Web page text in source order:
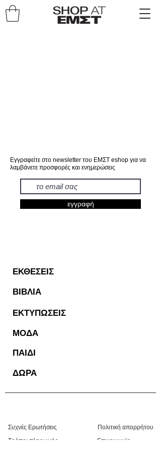
Εγγραφείτε στο newsletter του ΕΜΣΤ eshop για να
λαμβάνετε προσφορές και ενημερώσεις
εγγραφή
ΕΚΘΕΣΕΙΣ
ΒΙΒΛΙΑ
ΕΚΤΥΠΩΣΕΙΣ
ΜΟΔΑ
ΠΑΙΔΙ
ΔΩΡΑ
Συχνές Ερωτήσεις
Τρόποι πληρωμής
Πολιτική απορρήτου
Επικοινωνία